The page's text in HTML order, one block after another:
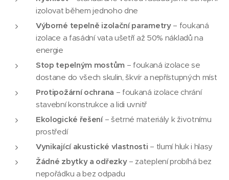
izolovat během jednoho dne
Výborné tepelně izolační parametry– foukaná
izolace a fasádní vata ušetří až 50% nákladů na
energie
Stop tepelným mostům– foukaná izolace se
dostane do všech skulin, škvír a nepřístupných míst
Protipožární ochrana – foukaná izolace chrání
stavební konstrukce a lidi uvnitř
Ekologické řešení– šetrné materiály k životnímu
prostředí
Vynikající akustické vlastnosti – tlumí hluk i hlasy
Žádné zbytky a odřezky– zateplení probíhá bez
nepořádku a bez odpadu